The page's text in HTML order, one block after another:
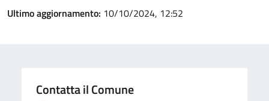
Ultimo aggiornamento: 10/10/2024, 12:52
Contatta il Comune